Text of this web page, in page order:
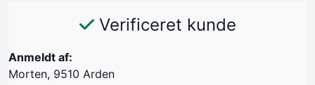
Verificeret kunde
Anmeldt af:
Morten, 9510 Arden